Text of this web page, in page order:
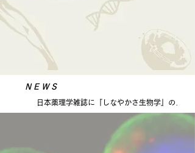
​NEWS
日本薬理学雑誌に『しなやかさ生物学』の特
集が掲載されました